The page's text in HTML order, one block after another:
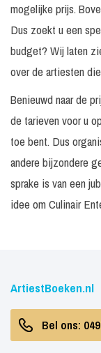
mogelijke prijs.
Dus zoekt u een
budget? Wij laten
over de artiesten
Benieuwd naar de
de tarieven voor u
toe bent. Dus
andere bijzondere
sprake is van een
idee om Culinair
ArtiestBoeken.nl
Bel ons: